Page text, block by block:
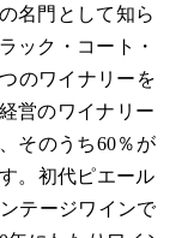
名門として知ら
ック・コート・
のワイナリーを
営のワイナリー
そのうち60％が
。初代ピエール
テージワインで